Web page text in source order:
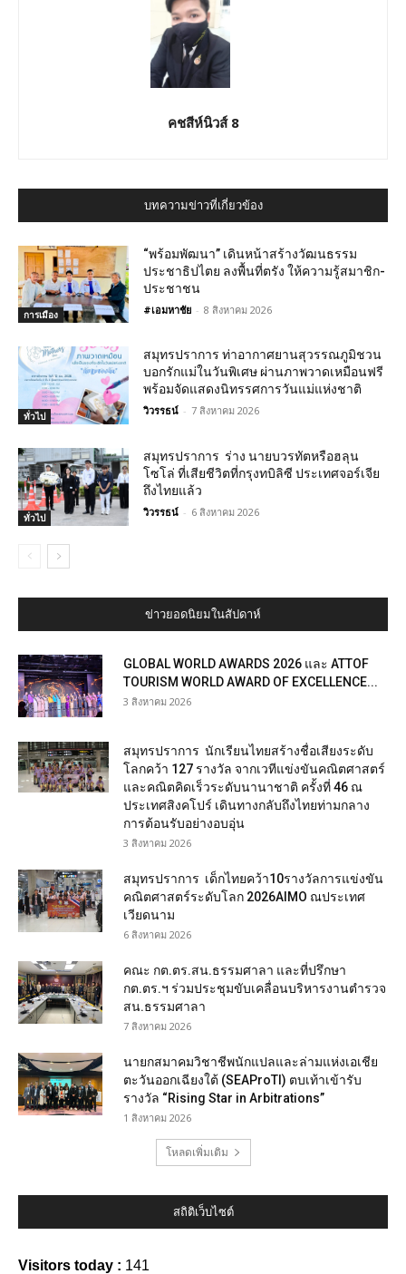
คชสีห์นิวส์ 8
บทความข่าวที่เกี่ยวข้อง
การเมือง
“พร้อมพัฒนา” เดินหน้าสร้างวัฒนธรรม
ประชาธิปไตย ลงพื้นที่ตรัง ให้ความรู้สมาชิก-
ประชาชน
#เอมหาชัย - 8 สิงหาคม 2026
ทั่วไป
สมุทรปราการ ท่าอากาศยานสุวรรณภูมิชวน
บอกรักแม่ในวันพิเศษ ผ่านภาพวาดเหมือนฟรี
พร้อมจัดแสดงนิทรรศการวันแม่แห่งชาติ
วิวรรธน์ - 7 สิงหาคม 2026
ทั่วไป
สมุทรปราการ ร่าง นายบวรทัตหรือฮลุน
โซโล่ ที่เสียชีวิตที่กรุงทบิลิซี ประเทศจอร์เจีย
ถึงไทยแล้ว
วิวรรธน์ - 6 สิงหาคม 2026
ข่าวยอดนิยมในสัปดาห์
GLOBAL WORLD AWARDS 2026 และ ATTOF
TOURISM WORLD AWARD OF EXCELLENCE...
3 สิงหาคม 2026
สมุทรปราการ นักเรียนไทยสร้างชื่อเสียงระดับ
โลกคว้า 127 รางวัล จากเวทีแข่งขันคณิตศาสตร์
และคณิตคิดเร็วระดับนานาชาติ ครั้งที่ 46 ณ
ประเทศสิงคโปร์ เดินทางกลับถึงไทยท่ามกลาง
การต้อนรับอย่างอบอุ่น
3 สิงหาคม 2026
สมุทรปราการ เด็กไทยคว้า10รางวัลการแข่งขัน
คณิตศาสตร์ระดับโลก 2026AIMO ณประเทศ
เวียดนาม
6 สิงหาคม 2026
คณะ กต.ตร.สน.ธรรมศาลา และที่ปรึกษา
กต.ตร.ฯ ร่วมประชุมขับเคลื่อนบริหารงานตำรวจ
สน.ธรรมศาลา
7 สิงหาคม 2026
นายกสมาคมวิชาชีพนักแปลและล่ามแห่งเอเชีย
ตะวันออกเฉียงใต้ (SEAProTI) ตบเท้าเข้ารับ
รางวัล “Rising Star in Arbitrations”
1 สิงหาคม 2026
โหลดเพิ่มเติม
สถิติเว็บไซต์
Visitors today : 141